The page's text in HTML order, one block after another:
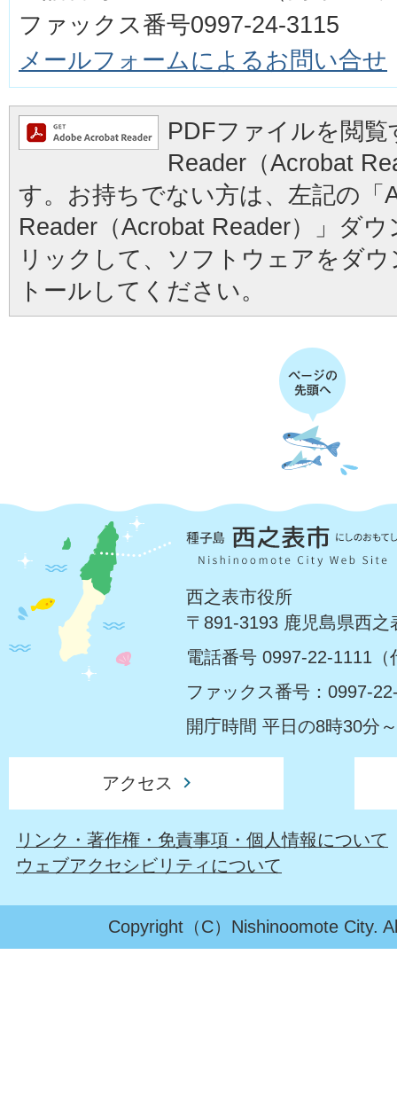
ファックス番号0997-24-3115
メールフォームによるお問い合せ
PDFファイルを閲
Reader（Acrobat
す。お持ちでない方は、左記の「
Reader（Acrobat Reader）」ダ
リックして、ソフトウェアをダ
トールしてください。
西之表市役所
〒891-3193 鹿児島県西
電話番号 0997-22-1111（
ファックス番号：0997-
開庁時間 平日の8時30分
アクセス
リンク・著作権・免責事項・個人情報について
ウェブアクセシビリティについて
Copyright（C）Nishinoomote City.